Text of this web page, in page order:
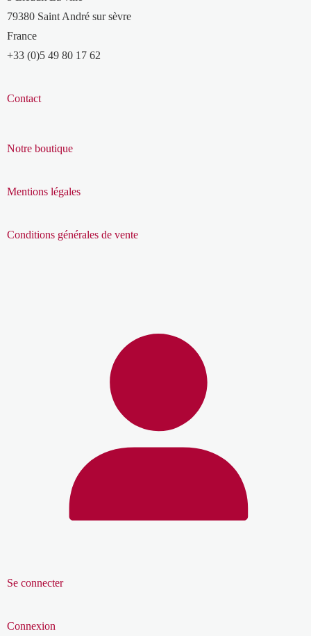
79380 Saint André sur sèvre
France
+33 (0)5 49 80 17 62
Contact
Notre boutique
Mentions légales
Conditions générales de vente
Se connecter
Connexion